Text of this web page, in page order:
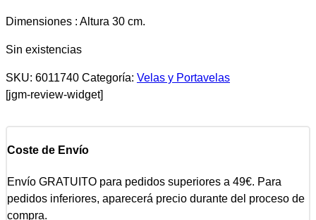
Dimensiones : Altura 30 cm.
Sin existencias
SKU: 6011740 Categoría: Velas y Portavelas
[jgm-review-widget]
Coste de Envío
Envío GRATUITO para pedidos superiores a 49€. Para
pedidos inferiores, aparecerá precio durante del proceso de
compra.